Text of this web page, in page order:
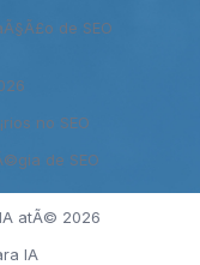
de SEO
no SEO
de SEO
atÃ© 2026
IA